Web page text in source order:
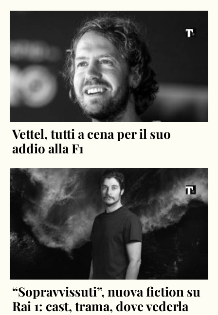
Vettel, tutti a cena per il suo
addio alla F1
“Sopravvissuti”, nuova fiction su
Rai 1: cast, trama, dove vederla